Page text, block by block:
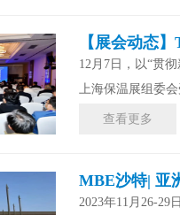
【展会动态
12月7日，以“贯
上海保温展组委
查看更多
MBE沙特| 亚
2023年11月26-29